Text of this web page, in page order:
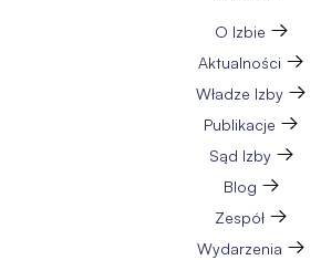
O Izbie
Aktualności
Władze Izby
Publikacje
Sąd Izby
Blog
Zespół
Wydarzenia